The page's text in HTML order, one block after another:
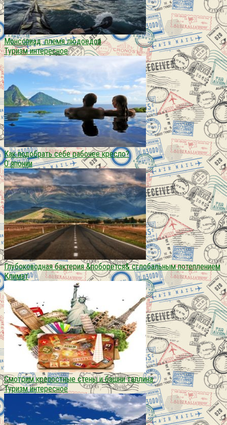
Монсопиад. племя людоедов
Туризм интересное
Как подобрать себе рабочее кресло?
О японии
Глубоководная бактерия &поборется& сглобальным потеплением
Климат
Смотрим крепостные стены и башни таллина
Туризм интересное